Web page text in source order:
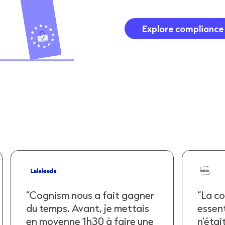
Explore compliance
“La conformité est
essentielle. Si Cognism
n'était pas conforme, mes